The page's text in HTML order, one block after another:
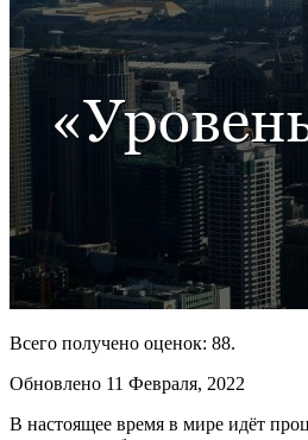
Всего получено оценок: 88.
Обновлено 11 Февраля, 2022
В настоящее время в мире идёт